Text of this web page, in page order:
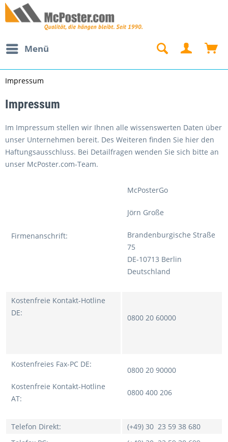
Menü
Impressum
Impressum
Im Impressum stellen wir Ihnen alle wissenswerten Daten über
unser Unternehmen bereit. Des Weiteren finden Sie hier den
Haftungsausschluss. Bei Detailfragen wenden Sie sich bitte an
unser McPoster.com-Team.
Firmenanschrift:
McPosterGo
Jörn Große
Brandenburgische Straße
75
DE-10713 Berlin
Deutschland
Kostenfreie Kontakt-Hotline
DE:
0800 20 60000
Kostenfreies Fax-PC DE:
Kostenfreie Kontakt-Hotline
AT:
0800 20 90000
0800 400 206
Telefon Direkt:
(+49) 30 23 59 38 680